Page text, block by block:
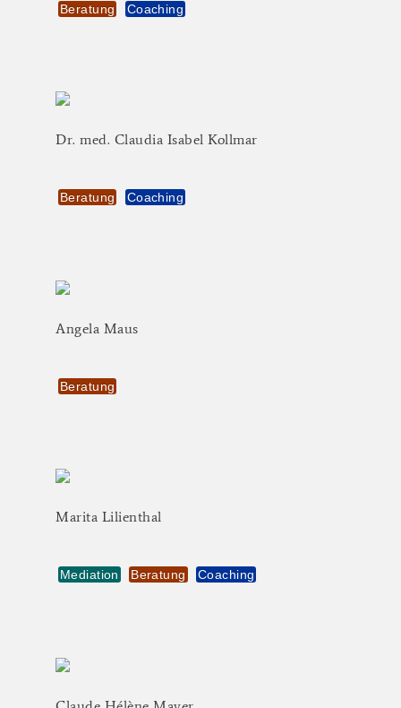
Beratung Coaching
Dr. med. Claudia Isabel Kollmar
Beratung Coaching
Angela Maus
Beratung
Marita Lilienthal
Mediation Beratung Coaching